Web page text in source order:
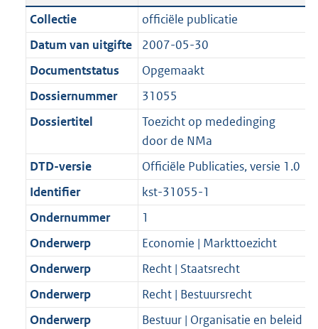
t
i
e
i
n
r
m
a
a
t
:
2
K
b
a
t
i
e
i
o
r
m
a
a
t
e
1
K
b
c
a
t
i
e
f
o
r
m
a
a
t
t
:
1
K
b
n
d
s
g
r
o
o
t
t
e
:
K
b
a
n
d
s
g
r
o
o
t
t
e
2
K
b
Collectie
officiële publicatie
Datum van uitgifte
2007-05-30
Documentstatus
Opgemaakt
Dossiernummer
31055
Dossiertitel
Toezicht op mededinging
door de NMa
DTD-versie
Officiële Publicaties, versie 1.0
Identifier
kst-31055-1
Ondernummer
1
Onderwerp
Economie | Markttoezicht
Onderwerp
Recht | Staatsrecht
Onderwerp
Recht | Bestuursrecht
Onderwerp
Bestuur | Organisatie en beleid